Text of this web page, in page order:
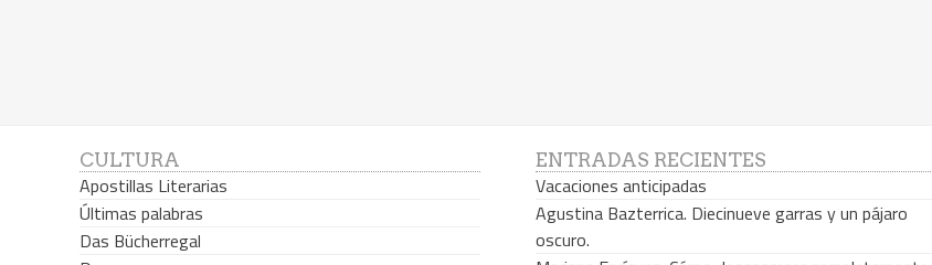
CULTURA
Apostillas Literarias
Últimas palabras
Das Bücherregal
ENTRADAS RECIENTES
Vacaciones anticipadas
Agustina Bazterrica. Diecinueve garras y un pájaro
oscuro.